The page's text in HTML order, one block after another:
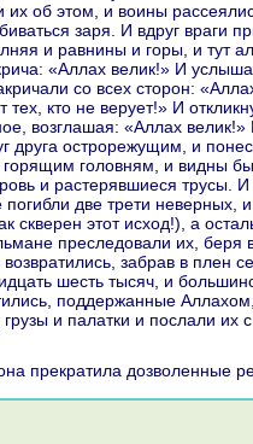
их об этом, и воины
заря. И вдруг вpaги
и paвнины и горы, и тут
«Аллах велик!» И
со всех сторон:
кто не верует!» И
возглашая: «Аллах
друга острорежущим, и
головням, и видны
и paстерявшиеся трусы.
две трети неверных,
скверен этот исход!), а
преследовали их, беря
забpaв в плен
шесть тысяч, и
поддержанные
и палатки и послали их
прекpaтила дозволенные